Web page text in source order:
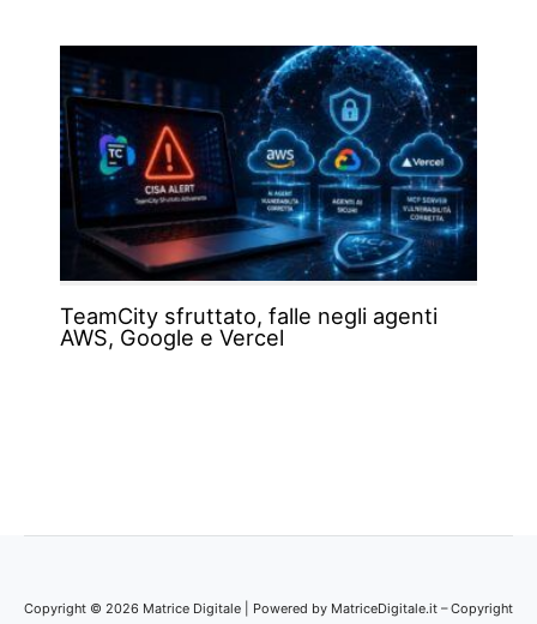
TeamCity sfruttato, falle negli agenti
AWS, Google e Vercel
Copyright © 2026 Matrice Digitale | Powered by MatriceDigitale.it – Copyright